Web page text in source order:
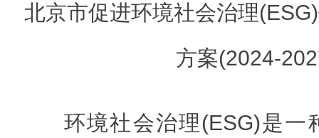
北京市促进环境社会治理
方案(2024-
环境社会治理(ESG)是一